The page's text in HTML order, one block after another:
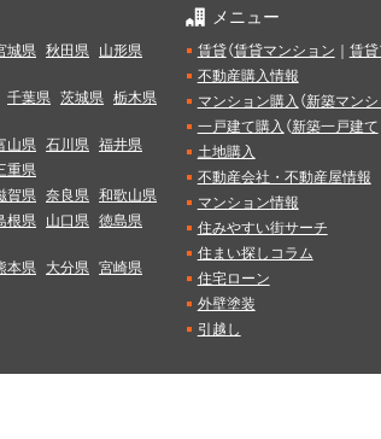
城県 秋田県
山形県
千葉県 茨城県
栃木県
山県 石川県
福井県
重県
賀県 奈良県
和歌山県
根県 山口県
徳島県
本県 大分県
宮崎県
メニュー
賃貸（賃貸マンション ｜ 賃貸
不動産購入情報
マンション購入 （新築マンシ
一戸建て購入 （新築一戸建て
土地購入
不動産会社・不動産屋情報
マンション情報
住みやすい街サーチ
住まい探しコラム
住宅ローン
外壁塗装
引越し